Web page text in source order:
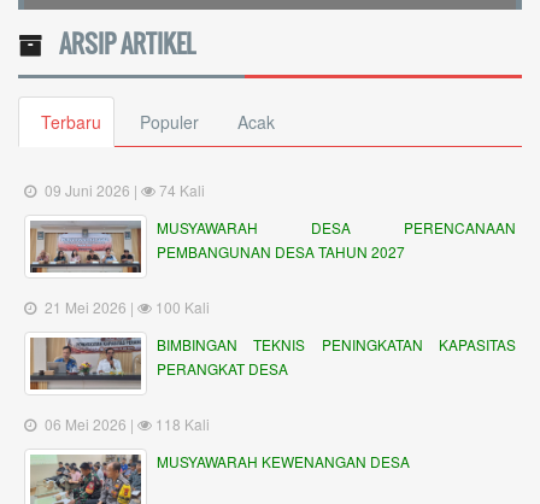
ARSIP ARTIKEL
Terbaru Populer Acak
09 Juni 2026 |
74 Kali
MUSYAWARAH DESA PERENCANAAN
PEMBANGUNAN DESA TAHUN 2027
21 Mei 2026 |
100 Kali
BIMBINGAN TEKNIS PENINGKATAN KAPASITAS
PERANGKAT DESA
06 Mei 2026 |
118 Kali
MUSYAWARAH KEWENANGAN DESA